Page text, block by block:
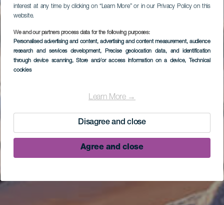
interest at any time by clicking on “Learn More” or in our Privacy Policy on this
website.
We and our partners process data for the following purposes:
Personalised advertising and content, advertising and content measurement, audience
research and services development, Precise geolocation data, and identification
through device scanning, Store and/or access information on a device, Technical
cookies
Learn More →
Disagree and close
Agree and close